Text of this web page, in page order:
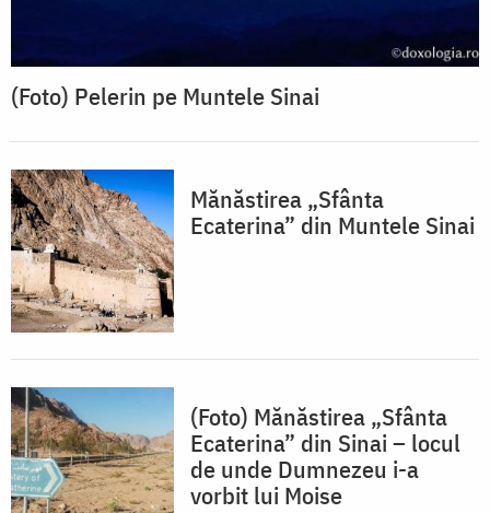
(Foto) Pelerin pe Muntele Sinai
Mănăstirea „Sfânta
Ecaterina” din Muntele Sinai
(Foto) Mănăstirea „Sfânta
Ecaterina” din Sinai – locul
de unde Dumnezeu i-a
vorbit lui Moise